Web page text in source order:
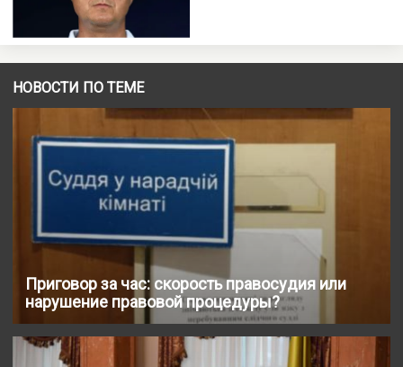
НОВОСТИ ПО ТЕМЕ
Приговор за час: скорость правосудия или
нарушение правовой процедуры?